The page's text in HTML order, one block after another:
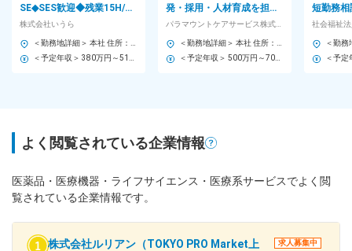
SE◆SES歓迎◆残業15H/年
休120日/福祉機器を通じて
少子高齢社会に貢献
株式会社いうら
発・採用・人材育成を担う
中核ポジション ※福祉用具
レンタル卸国内NO.1
短勤務相
OK◆転
日・土
社会福祉
よく閲覧されている企業情報
医薬品・医療機器・ライフサイエンス・医療系サービスでよく閲
覧されている企業情報です。
株式会社ルリアン（TOKYO PRO Market上
求人募集中